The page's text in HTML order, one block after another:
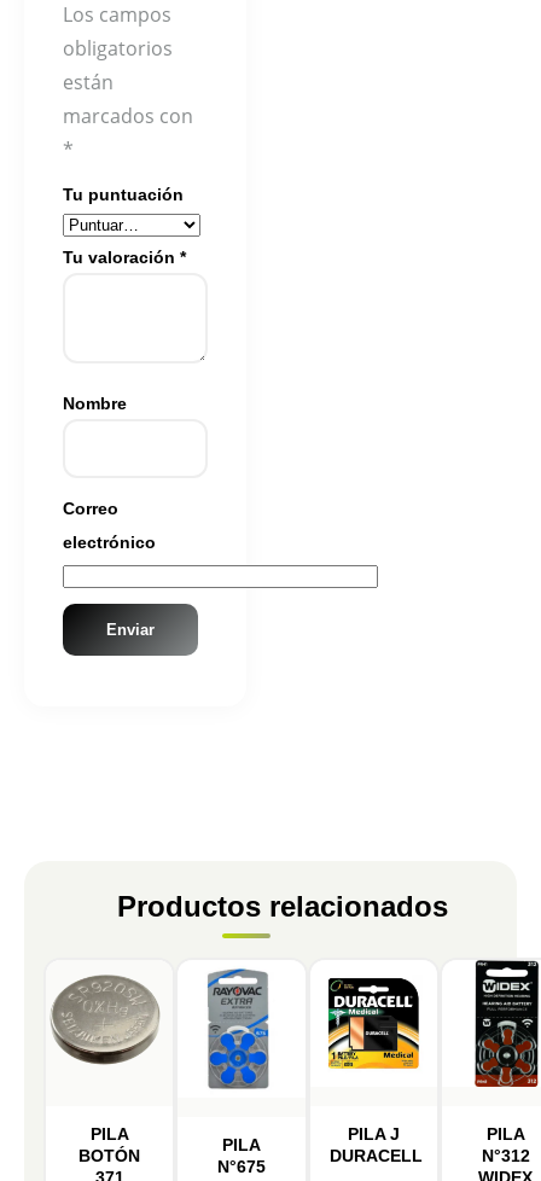
Los campos
obligatorios
están
marcados con
*
Tu puntuación
Tu valoración *
Nombre
Correo
electrónico
Productos relacionados
PILA
BOTÓN
PILA
N°675
PILA J
DURACELL
PILA
N°312